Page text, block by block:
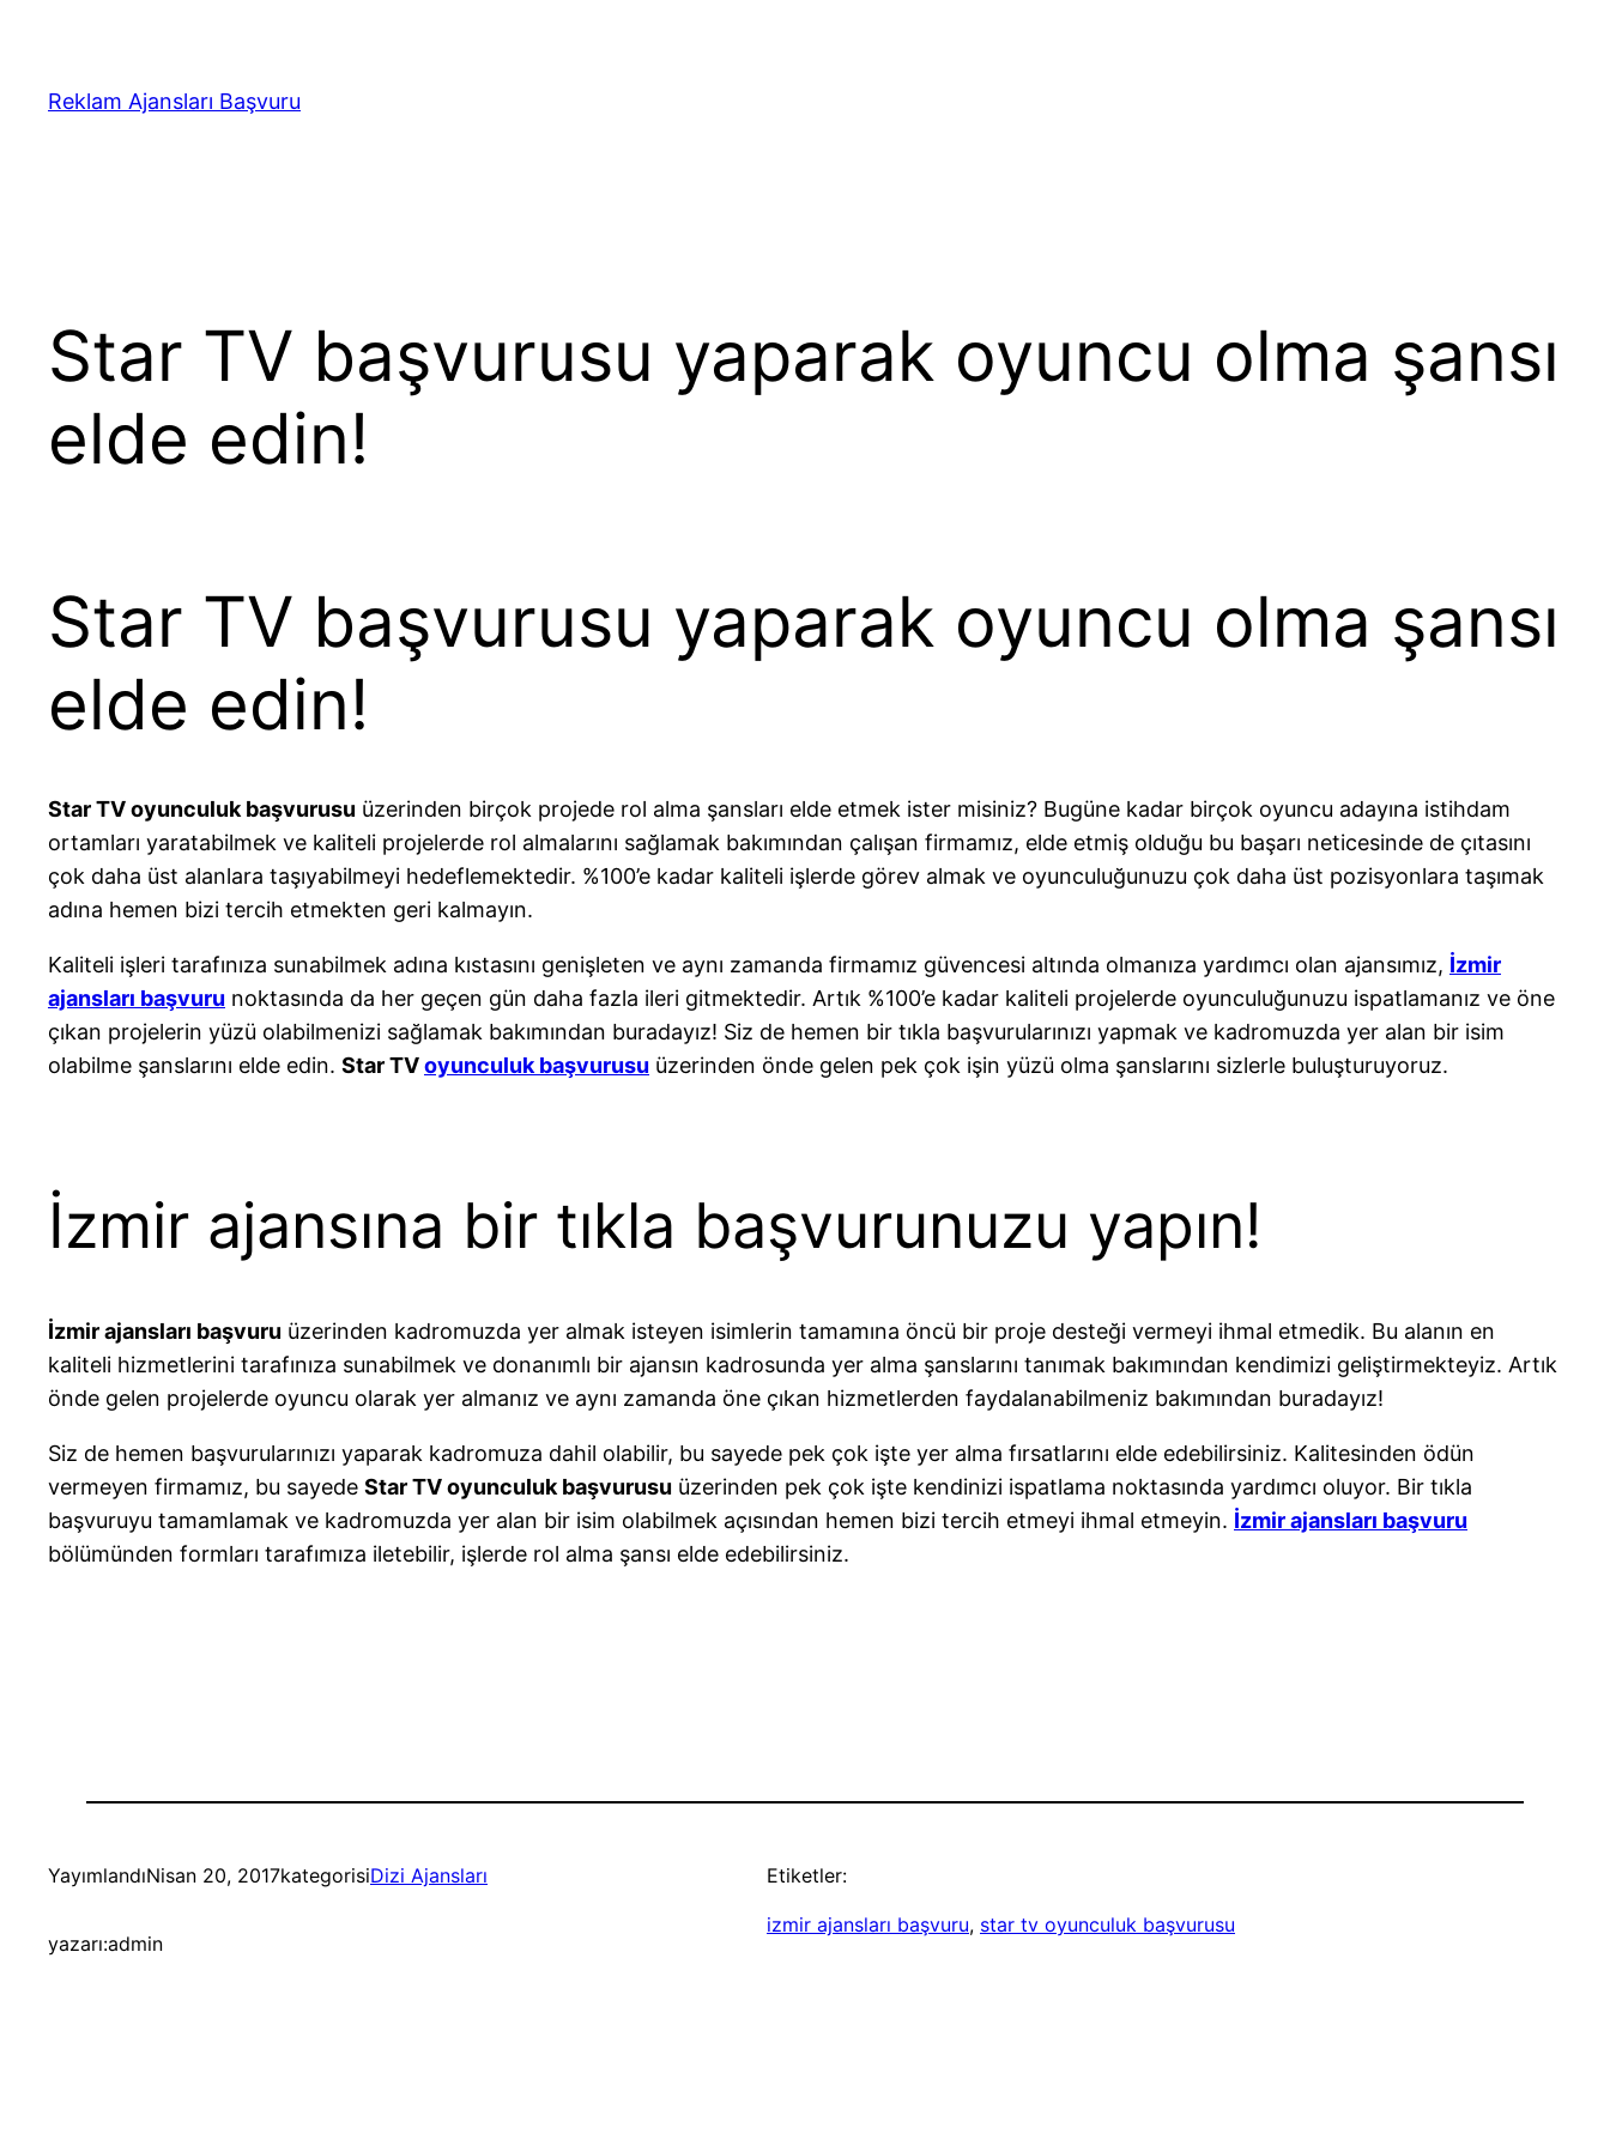
Reklam Ajansları Başvuru
Star TV başvurusu yaparak oyuncu olma şansı
elde edin!
Star TV başvurusu yaparak oyuncu olma şansı
elde edin!
Star TV oyunculuk başvurusu üzerinden birçok projede rol alma şansları elde etmek ister misiniz? Bugüne kadar birçok oyuncu adayına istihdam
ortamları yaratabilmek ve kaliteli projelerde rol almalarını sağlamak bakımından çalışan firmamız, elde etmiş olduğu bu başarı neticesinde de çıtasını
çok daha üst alanlara taşıyabilmeyi hedeflemektedir. %100’e kadar kaliteli işlerde görev almak ve oyunculuğunuzu çok daha üst pozisyonlara taşımak
adına hemen bizi tercih etmekten geri kalmayın.
Kaliteli işleri tarafınıza sunabilmek adına kıstasını genişleten ve aynı zamanda firmamız güvencesi altında olmanıza yardımcı olan ajansımız, İzmir
ajansları başvuru noktasında da her geçen gün daha fazla ileri gitmektedir. Artık %100’e kadar kaliteli projelerde oyunculuğunuzu ispatlamanız ve öne
çıkan projelerin yüzü olabilmenizi sağlamak bakımından buradayız! Siz de hemen bir tıkla başvurularınızı yapmak ve kadromuzda yer alan bir isim
olabilme şanslarını elde edin. Star TVoyunculuk başvurusu üzerinden önde gelen pek çok işin yüzü olma şanslarını sizlerle buluşturuyoruz.
İzmir ajansına bir tıkla başvurunuzu yapın!
İzmir ajansları başvuru üzerinden kadromuzda yer almak isteyen isimlerin tamamına öncü bir proje desteği vermeyi ihmal etmedik. Bu alanın en
kaliteli hizmetlerini tarafınıza sunabilmek ve donanımlı bir ajansın kadrosunda yer alma şanslarını tanımak bakımından kendimizi geliştirmekteyiz. Artık
önde gelen projelerde oyuncu olarak yer almanız ve aynı zamanda öne çıkan hizmetlerden faydalanabilmeniz bakımından buradayız!
Siz de hemen başvurularınızı yaparak kadromuza dahil olabilir, bu sayede pek çok işte yer alma fırsatlarını elde edebilirsiniz. Kalitesinden ödün
vermeyen firmamız, bu sayede Star TV oyunculuk başvurusu üzerinden pek çok işte kendinizi ispatlama noktasında yardımcı oluyor. Bir tıkla
başvuruyu tamamlamak ve kadromuzda yer alan bir isim olabilmek açısından hemen bizi tercih etmeyi ihmal etmeyin. İzmir ajansları başvuru
bölümünden formları tarafımıza iletebilir, işlerde rol alma şansı elde edebilirsiniz.
YayımlandıNisan 20, 2017kategorisiDizi Ajansları
yazarı:admin
Etiketler:
izmir ajansları başvuru, star tv oyunculuk başvurusu